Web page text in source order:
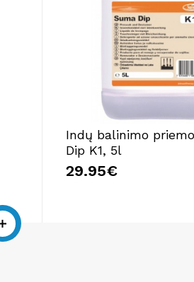
Indų balinimo
Dip K1, 5l
29.95€